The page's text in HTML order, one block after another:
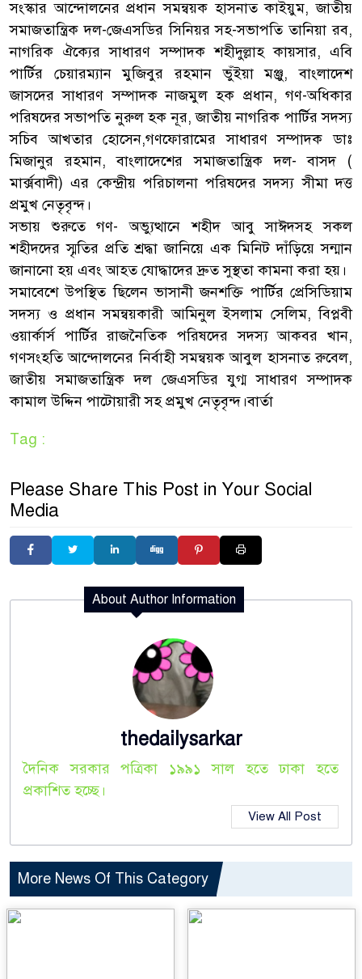
সংস্কার আন্দোলনের প্রধান সমন্বয়ক হাসনাত কাইয়ুম, জাতীয়
সমাজতান্ত্রিক দল-জেএসডির সিনিয়র সহ-সভাপতি তানিয়া রব,
নাগরিক ঐক্যের সাধারণ সম্পাদক শহীদুল্লাহ কায়সার, এবি
পার্টির চেয়ারম্যান মুজিবুর রহমান ভুঁইয়া মঞ্জু, বাংলাদেশ
জাসদের সাধারণ সম্পাদক নাজমুল হক প্রধান, গণ-অধিকার
পরিষদের সভাপতি নুরুল হক নূর, জাতীয় নাগরিক পার্টির সদস্য
সচিব আখতার হোসেন,গণফোরামের সাধারণ সম্পাদক ডাঃ
মিজানুর রহমান, বাংলাদেশের সমাজতান্ত্রিক দল- বাসদ (
মার্ক্সবাদী) এর কেন্দ্রীয় পরিচালনা পরিষদের সদস্য সীমা দত্ত
প্রমুখ নেতৃবৃন্দ।
সভায় শুরুতে গণ- অভ্যুত্থানে শহীদ আবু সাঈদসহ সকল
শহীদদের স্মৃতির প্রতি শ্রদ্ধা জানিয়ে এক মিনিট দাঁড়িয়ে সন্মান
জানানো হয় এবং আহত যোদ্ধাদের দ্রুত সুস্থতা কামনা করা হয়।
সমাবেশে উপস্থিত ছিলেন ভাসানী জনশক্তি পার্টির প্রেসিডিয়াম
সদস্য ও প্রধান সমন্বয়কারী আমিনুল ইসলাম সেলিম, বিপ্লবী
ওয়ার্কার্স পার্টির রাজনৈতিক পরিষদের সদস্য আকবর খান,
গণসংহতি আন্দোলনের নির্বাহী সমন্বয়ক আবুল হাসনাত রুবেল,
জাতীয় সমাজতান্ত্রিক দল জেএসডির যুগ্ম সাধারণ সম্পাদক
কামাল উদ্দিন পাটোয়ারী সহ প্রমুখ নেতৃবৃন্দ।বার্তা
Tag :
Please Share This Post in Your Social
Media
About Author Information
thedailysarkar
দৈনিক সরকার পত্রিকা ১৯৯১ সাল হতে ঢাকা হতে
প্রকাশিত হচ্ছে।
View All Post
More News Of This Category